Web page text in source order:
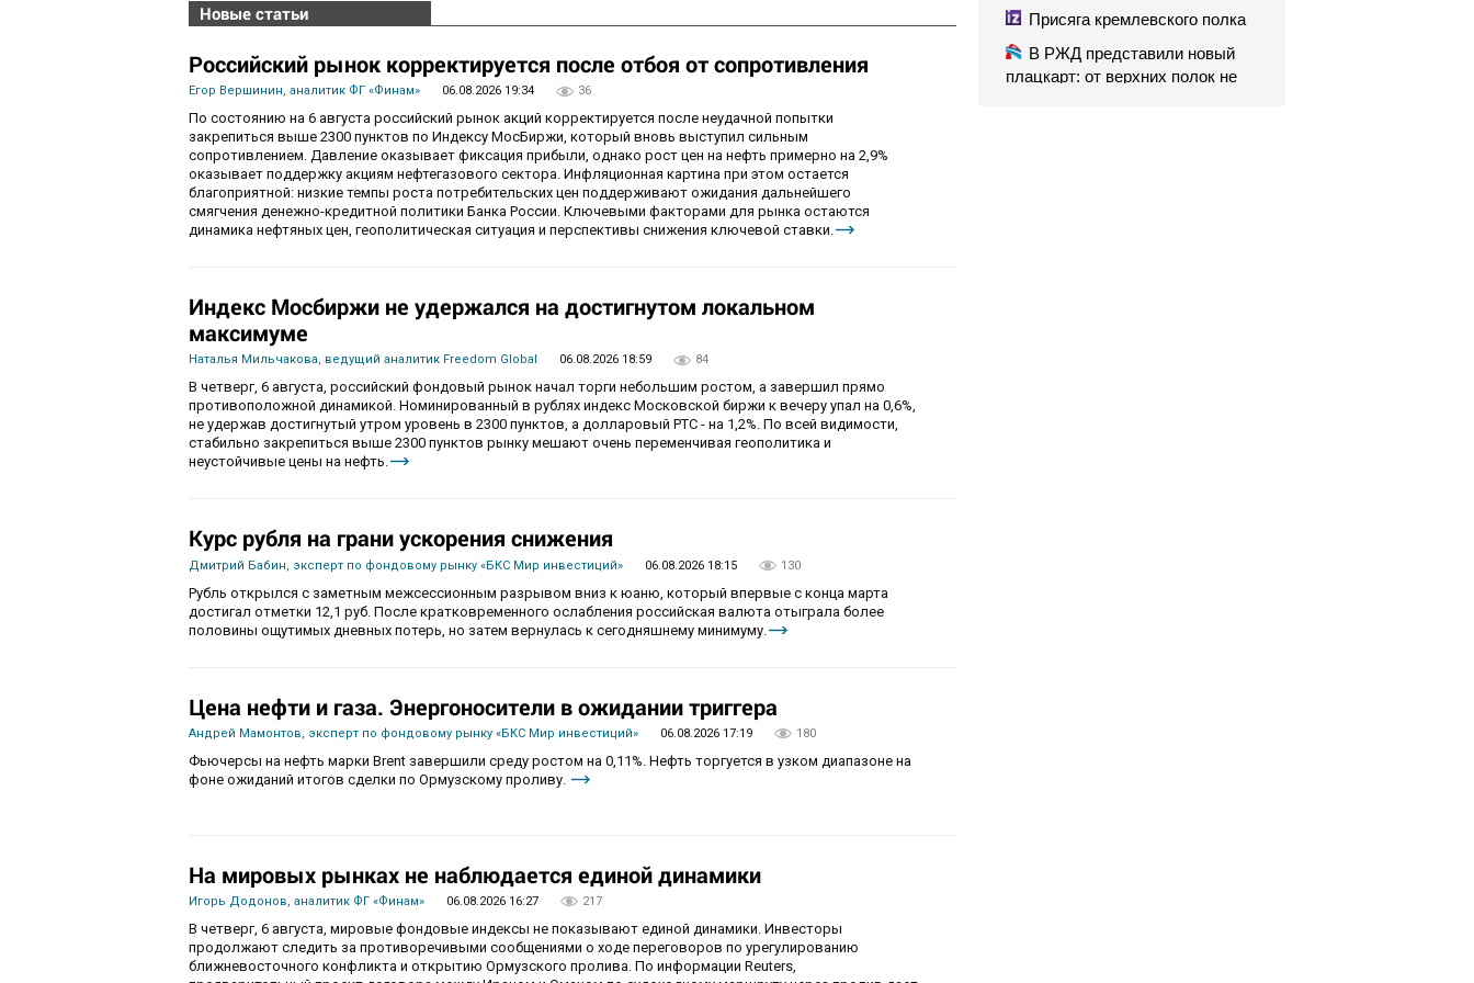
Новые статьи
Российский рынок корректируется после отбоя от сопротивления
Егор Вершинин, аналитик ФГ «Финам» 06.08.2026 19:34 36
По состоянию на 6 августа российский рынок акций корректируется после неудачной попытки
закрепиться выше 2300 пунктов по Индексу МосБиржи, который вновь выступил сильным
сопротивлением. Давление оказывает фиксация прибыли, однако рост цен на нефть примерно на 2,9%
оказывает поддержку акциям нефтегазового сектора. Инфляционная картина при этом остается
благоприятной: низкие темпы роста потребительских цен поддерживают ожидания дальнейшего
смягчения денежно-кредитной политики Банка России. Ключевыми факторами для рынка остаются
динамика нефтяных цен, геополитическая ситуация и перспективы снижения ключевой ставки.
Индекс Мосбиржи не удержался на достигнутом локальном
максимуме
Наталья Мильчакова, ведущий аналитик Freedom Global 06.08.2026 18:59 84
В четверг, 6 августа, российский фондовый рынок начал торги небольшим ростом, а завершил прямо
противоположной динамикой. Номинированный в рублях индекс Московской биржи к вечеру упал на 0,6%,
не удержав достигнутый утром уровень в 2300 пунктов, а долларовый РТС - на 1,2%. По всей видимости,
стабильно закрепиться выше 2300 пунктов рынку мешают очень переменчивая геополитика и
неустойчивые цены на нефть.
Курс рубля на грани ускорения снижения
Дмитрий Бабин, эксперт по фондовому рынку «БКС Мир инвестиций» 06.08.2026 18:15 130
Рубль открылся с заметным межсессионным разрывом вниз к юаню, который впервые с конца марта
достигал отметки 12,1 руб. После кратковременного ослабления российская валюта отыграла более
половины ощутимых дневных потерь, но затем вернулась к сегодняшнему минимуму.
Цена нефти и газа. Энергоносители в ожидании триггера
Андрей Мамонтов, эксперт по фондовому рынку «БКС Мир инвестиций» 06.08.2026 17:19 180
Фьючерсы на нефть марки Brent завершили среду ростом на 0,11%. Нефть торгуется в узком диапазоне на
фоне ожиданий итогов сделки по Ормузскому проливу.
На мировых рынках не наблюдается единой динамики
Игорь Додонов, аналитик ФГ «Финам» 06.08.2026 16:27 217
В четверг, 6 августа, мировые фондовые индексы не показывают единой динамики. Инвесторы
продолжают следить за противоречивыми сообщениями о ходе переговоров по урегулированию
ближневосточного конфликта и открытию Ормузского пролива. По информации Reuters,
Присяга кремлевского полка
В РЖД представили новый
плацкарт: от верхних полок не